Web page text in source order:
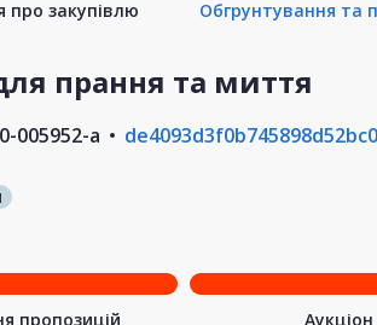
про закупівлю Обгрунтування та
прання та миття
005952-a
пропозицій Аукціон